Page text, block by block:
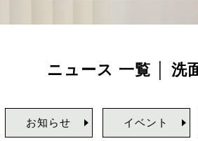
ニュース 一覧 │ 洗
お知らせ イベント